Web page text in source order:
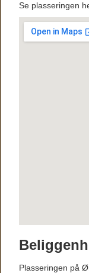
Se plasseringen
Plasseringen på